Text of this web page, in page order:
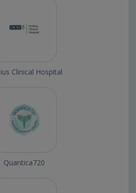
Clinical Hospital
Quantica720